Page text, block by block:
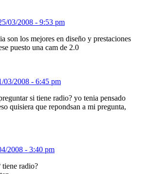
03/2008 - 9:53 pm
son los mejores en diseño y prestaciones
puesto una cam de 2.0
03/2008 - 6:45 pm
si tiene radio? yo tenia pensado
quisiera que repondsan a mi pregunta,
2008 - 3:40 pm
tiene radio?